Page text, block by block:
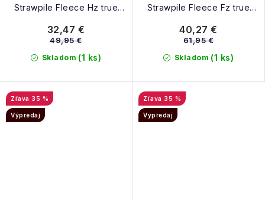
Strawpile Fleece Hz true
Skladom (1 ks)
32,47 €
49,95 €
Strawpile Fleece Fz true
Skladom (1 ks)
40,27 €
61,95 €
35 %
Výpredaj
35 %
Výpredaj